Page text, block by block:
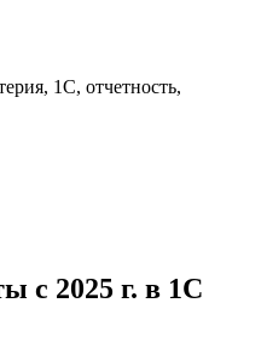
1С, отчетность,
с 2025 г. в 1С